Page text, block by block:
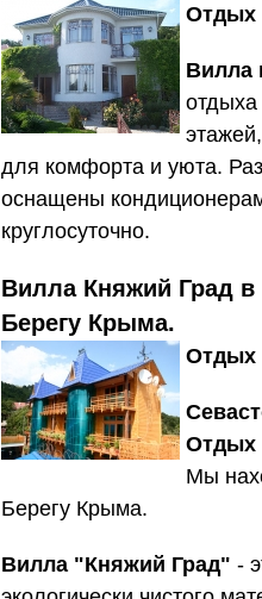
Отдых
Вилла
отдыха
для комфорта и уюта.
оснащены
круглосуточно.
Вилла Княжий Град
Берегу Крыма.
Отдых
Отдых
Мы
Берегу Крыма.
Вилла "Княжий Град" -